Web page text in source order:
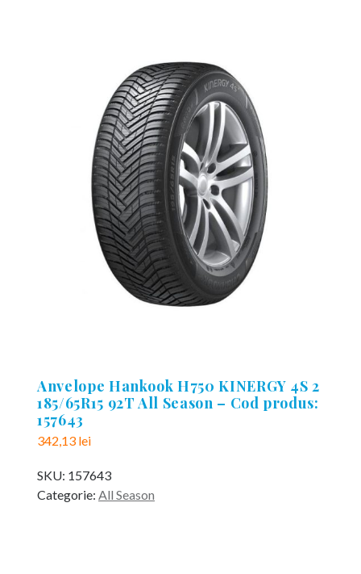
Anvelope Hankook H750 KINERGY 4S 2
185/65R15 92T All Season – Cod produs:
157643
342,13 lei
SKU: 157643
Categorie: All Season